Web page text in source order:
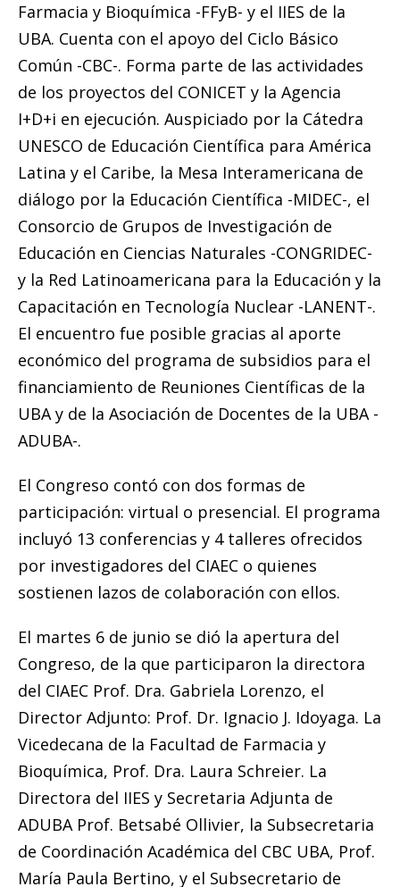
Farmacia y Bioquímica -FFyB- y el IIES de la
UBA. Cuenta con el apoyo del Ciclo Básico
Común -CBC-. Forma parte de las actividades
de los proyectos del CONICET y la Agencia
I+D+i en ejecución. Auspiciado por la Cátedra
UNESCO de Educación Científica para América
Latina y el Caribe, la Mesa Interamericana de
diálogo por la Educación Científica -MIDEC-, el
Consorcio de Grupos de Investigación de
Educación en Ciencias Naturales -CONGRIDEC-
y la Red Latinoamericana para la Educación y la
Capacitación en Tecnología Nuclear -LANENT-.
El encuentro fue posible gracias al aporte
económico del programa de subsidios para el
financiamiento de Reuniones Científicas de la
UBA y de la Asociación de Docentes de la UBA -
ADUBA-.
El Congreso contó con dos formas de
participación: virtual o presencial. El programa
incluyó 13 conferencias y 4 talleres ofrecidos
por investigadores del CIAEC o quienes
sostienen lazos de colaboración con ellos.
El martes 6 de junio se dió la apertura del
Congreso, de la que participaron la directora
del CIAEC Prof. Dra. Gabriela Lorenzo, el
Director Adjunto: Prof. Dr. Ignacio J. Idoyaga. La
Vicedecana de la Facultad de Farmacia y
Bioquímica, Prof. Dra. Laura Schreier. La
Directora del IIES y Secretaria Adjunta de
ADUBA Prof. Betsabé Ollivier, la Subsecretaria
de Coordinación Académica del CBC UBA, Prof.
María Paula Bertino, y el Subsecretario de